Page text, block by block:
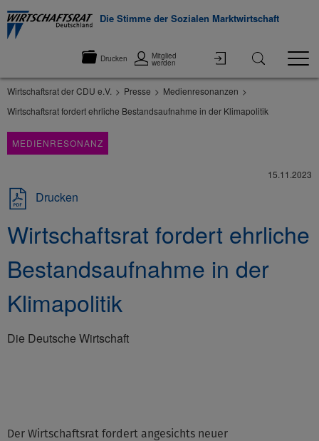
Die Stimme der Sozialen Marktwirtschaft
Drucken Mitglied
werden
Wirtschaftsrat der CDU e.V. Presse
Medienresonanzen
Wirtschaftsrat fordert ehrliche Bestandsaufnahme in der Klimapolitik
MEDIENRESONANZ
15.11.2023
Drucken
Wirtschaftsrat fordert ehrliche
Bestandsaufnahme in der
Klimapolitik
Die Deutsche Wirtschaft
Der Wirtschaftsrat fordert angesichts neuer